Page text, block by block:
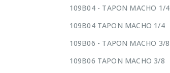
109B04 - TAPON MACHO 1/4
109B04 TAPON MACHO 1/4
109B06 - TAPON MACHO 3/8
109B06 TAPON MACHO 3/8